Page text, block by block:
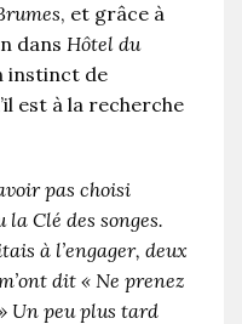
, et grâce à
dans Hôtel du
instinct de
est à la recherche
pas choisi
Clé des songes.
à l’engager, deux
dit « Ne prenez
Un peu plus tard